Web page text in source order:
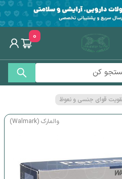
0
قوای جنسی و نعوظ
والمارک (Walmark)